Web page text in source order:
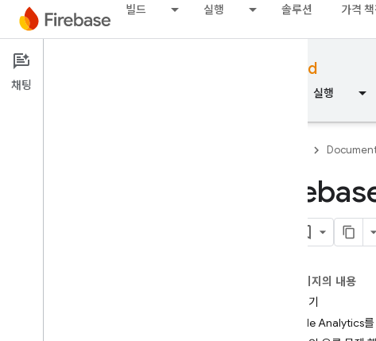
빌드 실행 솔루션 가격 책
Documentation Firebase for Android
개요 실행
이 페이지의 내용
시작하기
Google Analytics
채팅